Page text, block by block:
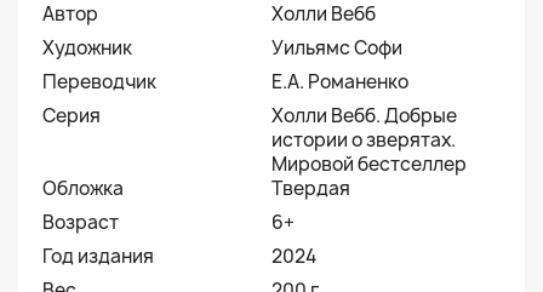
Автор
Холли Вебб
Художник
Уильямс Софи
Переводчик
Е.А. Романенко
Серия
Холли Вебб. Добрые
истории о зверятах.
Мировой бестселлер
Обложка
Твердая
Возраст
6+
Год издания
2024